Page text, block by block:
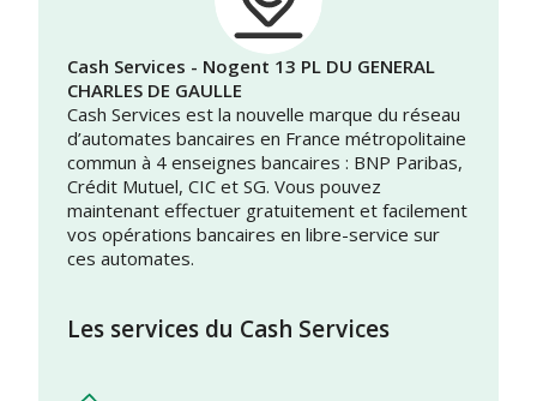
Cash Services - Nogent 13 PL DU GENERAL
CHARLES DE GAULLE
Cash Services est la nouvelle marque du réseau
d’automates bancaires en France métropolitaine
commun à 4 enseignes bancaires : BNP Paribas,
Crédit Mutuel, CIC et SG. Vous pouvez
maintenant effectuer gratuitement et facilement
vos opérations bancaires en libre-service sur
ces automates.
Les services du Cash Services